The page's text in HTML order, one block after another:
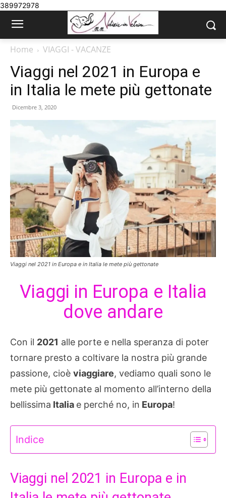
389972978
Home VIAGGI - VACANZE
Viaggi nel 2021 in Europa e
in Italia le mete più gettonate
Dicembre 3, 2020
Viaggi nel 2021 in Europa e in Italia le mete più gettonate
Viaggi in Europa e Italia
dove andare
Con il 2021 alle porte e nella speranza di poter
tornare presto a coltivare la nostra più grande
passione, cioè viaggiare, vediamo quali sono le
mete più gettonate al momento all’interno della
bellissima Italia e perché no, in Europa!
Indice
Viaggi nel 2021 in Europa e in